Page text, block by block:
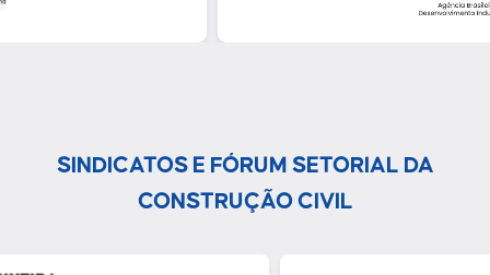
SINDICATOS E FÓRUM SETORIAL DA
CONSTRUÇÃO CIVIL